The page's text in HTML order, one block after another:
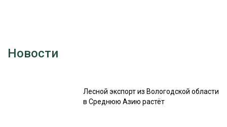
Новости
Лесной экспорт из Вологодской области
в Среднюю Азию растёт